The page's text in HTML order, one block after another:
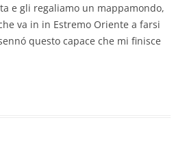
e gli regaliamo un mappamondo,
va in in Estremo Oriente a farsi
questo capace che mi finisce